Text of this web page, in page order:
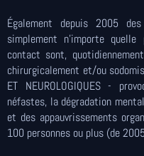
Également depuis 2005
simplement n'importe
contact sont,
chirurgicalement et/ou
ET NEUROLOGIQUES -
néfastes, la dégradation
et des appauvrissements
100 personnes ou plus (de